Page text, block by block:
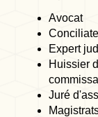
Avocat
Expert
Huissier
Juré